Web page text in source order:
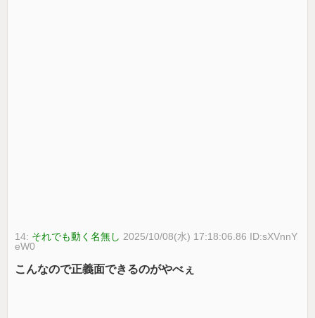
14: それでも動く名無し 2025/10/08(水) 17:18:06.86 ID:sXVnnY
eW0
こんなので正義面できるのがやべぇ